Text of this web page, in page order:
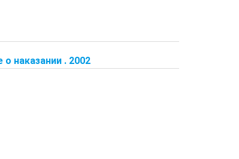
наказании . 2002